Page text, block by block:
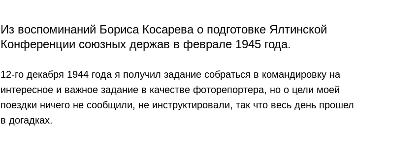
Из воспоминаний Бориса Косарева о подготовке Ялтинской
Конференции союзных держав в феврале 1945 года.
12-го декабря 1944 года я получил задание собраться в командировку на
интересное и важное задание в качестве фоторепортера, но о цели моей
поездки ничего не сообщили, не инструктировали, так что весь день прошел
в догадках.